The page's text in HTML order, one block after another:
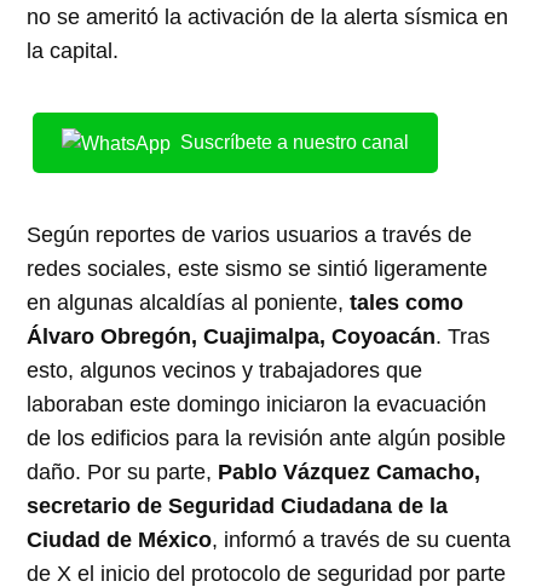
no se ameritó la activación de la alerta sísmica en
la capital.
Suscríbete a nuestro canal
Según reportes de varios usuarios a través de
redes sociales, este sismo se sintió ligeramente
en algunas alcaldías al poniente,tales como
Álvaro Obregón, Cuajimalpa, Coyoacán. Tras
esto, algunos vecinos y trabajadores que
laboraban este domingo iniciaron la evacuación
de los edificios para la revisión ante algún posible
daño. Por su parte, Pablo Vázquez Camacho,
secretario de Seguridad Ciudadana de la
Ciudad de México, informó a través de su cuenta
de X el inicio del protocolo de seguridad por parte